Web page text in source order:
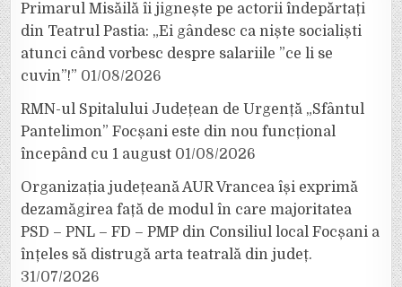
Primarul Misăilă îi jignește pe actorii îndepărtați
din Teatrul Pastia: „Ei gândesc ca niște socialiști
atunci când vorbesc despre salariile ”ce li se
cuvin”!” 01/08/2026
RMN-ul Spitalului Județean de Urgență „Sfântul
Pantelimon” Focșani este din nou funcțional
începând cu 1 august 01/08/2026
Organizația județeană AUR Vrancea își exprimă
dezamăgirea față de modul în care majoritatea
PSD – PNL – FD – PMP din Consiliul local Focșani a
înțeles să distrugă arta teatrală din județ.
31/07/2026